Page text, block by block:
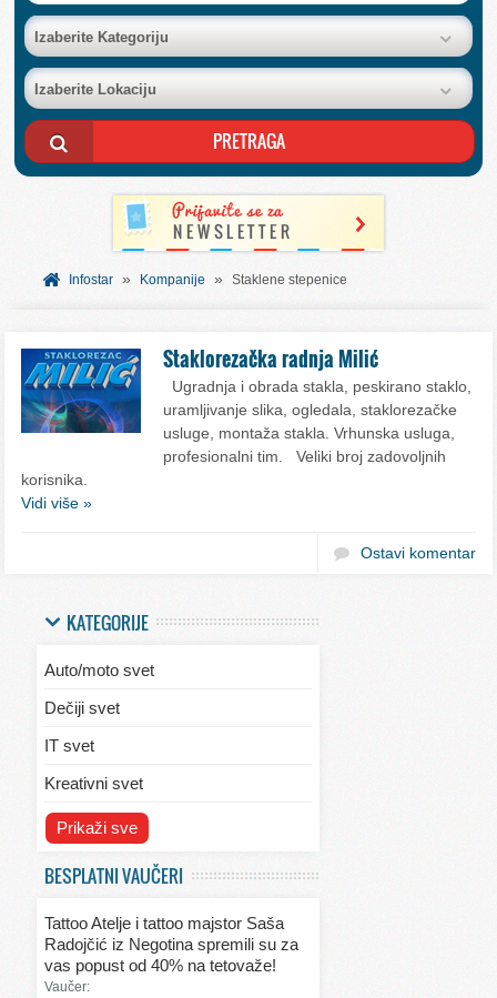
BAZA FIRMI
POSLOVNI OGLASI
AKCIJE I KATALOZI
BESPLATNI VAUČERI
SVET INFORMACIJA
Izaberite Kategoriju
Izaberite Lokaciju
Infostar » Kompanije » Staklene stepenice
Staklorezačka radnja Milić
Ugradnja i obrada stakla, peskirano staklo,
uramljivanje slika, ogledala, staklorezačke
usluge, montaža stakla. Vrhunska usluga,
profesionalni tim. Veliki broj zadovoljnih
korisnika.
Vidi više »
Ostavi komentar
KATEGORIJE
Auto/moto svet
Dečiji svet
IT svet
Kreativni svet
Svet ekologije
Svet kulinarstva
Svet lepote
Prikaži sve
BESPLATNI VAUČERI
Tattoo Atelje i tattoo majstor Saša
Radojčić iz Negotina spremili su za
vas popust od 40% na tetovaže!
Vaučer: